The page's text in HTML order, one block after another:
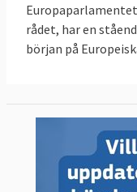
rådet, har en
början på